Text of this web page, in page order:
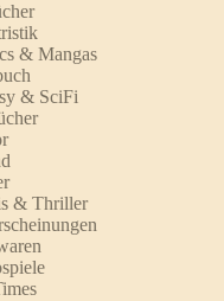
& Mangas
& SciFi
& Thriller